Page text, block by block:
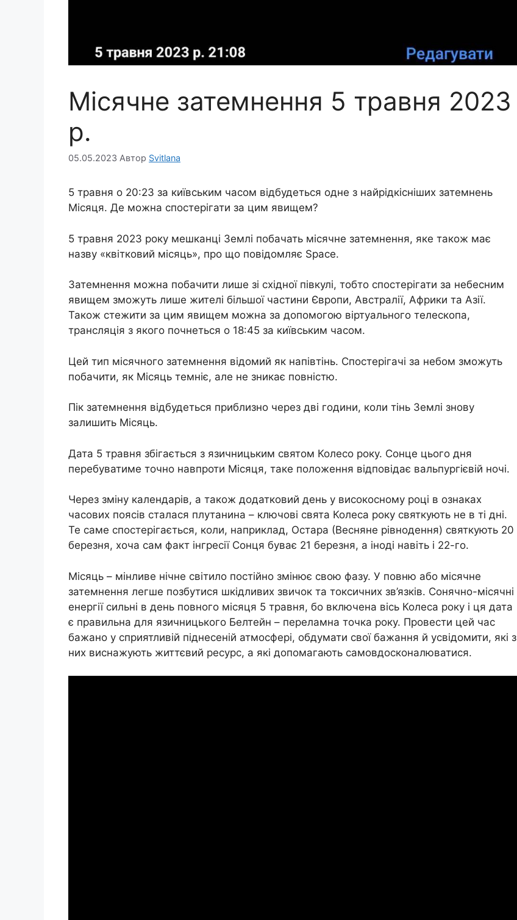
Місячне затемнення 5 травня 2023
р.
05.05.2023 Автор Svitlana
5 травня о 20:23 за київським часом відбудеться одне з найрідкісніших затемнень
Місяця. Де можна спостерігати за цим явищем?
5 травня 2023 року мешканці Землі побачать місячне затемнення, яке також має
назву «квітковий місяць», про що повідомляє Space.
Затемнення можна побачити лише зі східної півкулі, тобто спостерігати за небесним
явищем зможуть лише жителі більшої частини Європи, Австралії, Африки та Азії.
Також стежити за цим явищем можна за допомогою віртуального телескопа,
трансляція з якого почнеться о 18:45 за київським часом.
Цей тип місячного затемнення відомий як напівтінь. Спостерігачі за небом зможуть
побачити, як Місяць темніє, але не зникає повністю.
Пік затемнення відбудеться приблизно через дві години, коли тінь Землі знову
залишить Місяць.
Дата 5 травня збігається з язичницьким святом Колесо року. Сонце цього дня
перебуватиме точно навпроти Місяця, таке положення відповідає вальпургієвій ночі.
Через зміну календарів, а також додатковий день у високосному році в ознаках
часових поясів сталася плутанина – ключові свята Колеса року святкують не в ті дні.
Те саме спостерігається, коли, наприклад, Остара (Весняне рівнодення) святкують 20
березня, хоча сам факт інгресії Сонця буває 21 березня, а іноді навіть і 22-го.
Місяць – мінливе нічне світило постійно змінює свою фазу. У повню або місячне
затемнення легше позбутися шкідливих звичок та токсичних зв’язків. Сонячно-місячні
енергії сильні в день повного місяця 5 травня, бо включена вісь Колеса року і ця дата
є правильна для язичницького Белтейн – переламна точка року. Провести цей час
бажано у сприятливій піднесеній атмосфері, обдумати свої бажання й усвідомити, які з
них виснажують життєвий ресурс, а які допомагають самовдосконалюватися.